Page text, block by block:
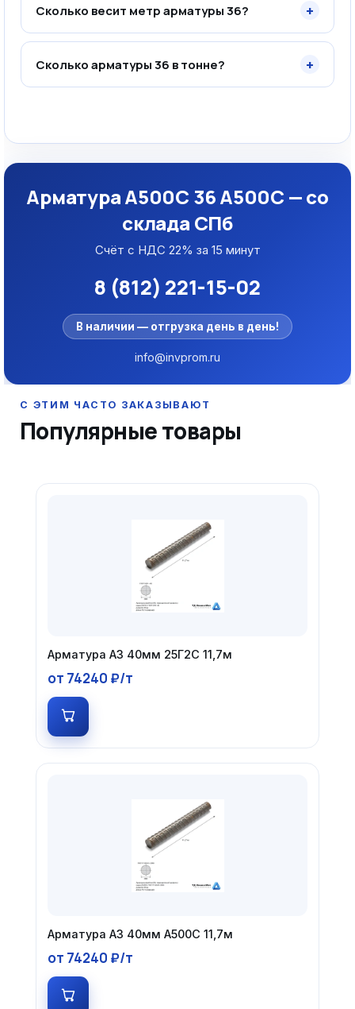
Сколько весит метр арматуры 36? +
Сколько арматуры 36 в тонне? +
Арматура А500С 36 А500С — со
склада СПб
Счёт с НДС 22% за 15 минут
8 (812) 221-15-02
В наличии — отгрузка день в день!
info@invprom.ru
Популярные товары
Арматура А3 40мм 25Г2С 11,7м
от 74240 ₽/т
Арматура А3 40мм А500С 11,7м
от 74240 ₽/т